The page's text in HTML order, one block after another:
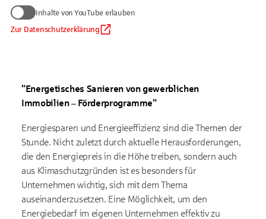
Inhalte von YouTube erlauben
Zur Datenschutzerklärung
zum Anzeigen von YouTube-Videos
Daten werden nur an Google übermittelt, soweit dies für die
Einbindung von YouTube erforderlich ist. Informationen finden
Länder ohne der EU gleichwertiges Datenschutzniveau (z. B.
USA). Informationen finden Siein der Google-
Inhalte von YouTube erlauben
"Energetisches Sanieren von gewerblichen
Immobilien – Förderprogramme"
Energiesparen und Energieeffizienz sind die Themen der
Stunde. Nicht zuletzt durch aktuelle Herausforderungen,
die den Energiepreis in die Höhe treiben, sondern auch
aus Klimaschutzgründen ist es besonders für
Unternehmen wichtig, sich mit dem Thema
auseinanderzusetzen. Eine Möglichkeit, um den
Energiebedarf im eigenen Unternehmen effektiv zu